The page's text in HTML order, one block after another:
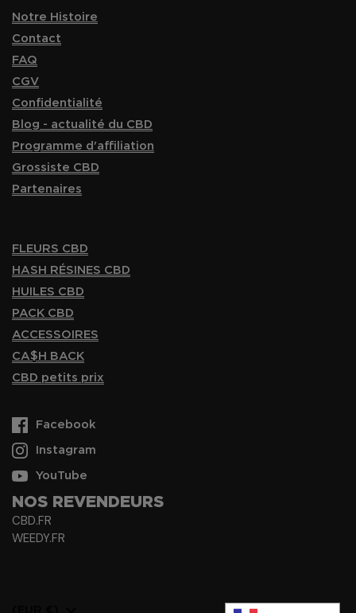
Notre Histoire
Contact
FAQ
CGV
Confidentialité
Blog - actualité du CBD
Programme d'affiliation
Grossiste CBD
Partenaires
FLEURS CBD
HASH RÉSINES CBD
HUILES CBD
PACK CBD
ACCESSOIRES
CA$H BACK
CBD petits prix
Facebook
Instagram
YouTube
NOS REVENDEURS
CBD.FR
WEEDY.FR